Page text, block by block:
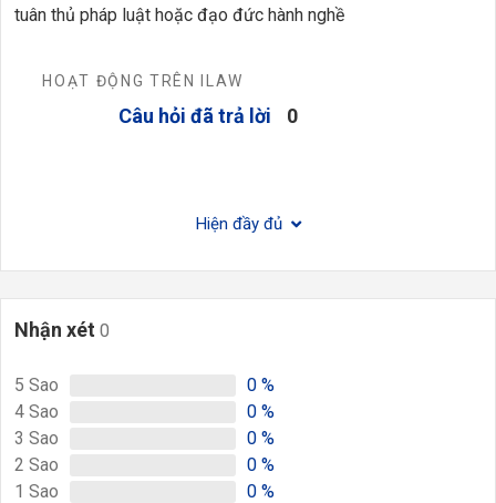
tuân thủ pháp luật hoặc đạo đức hành nghề
HOẠT ĐỘNG TRÊN ILAW
Câu hỏi đã trả lời 0
Hiện đầy đủ
Nhận xét 0
5 Sao 0 %
4 Sao 0 %
3 Sao 0 %
2 Sao 0 %
1 Sao 0 %